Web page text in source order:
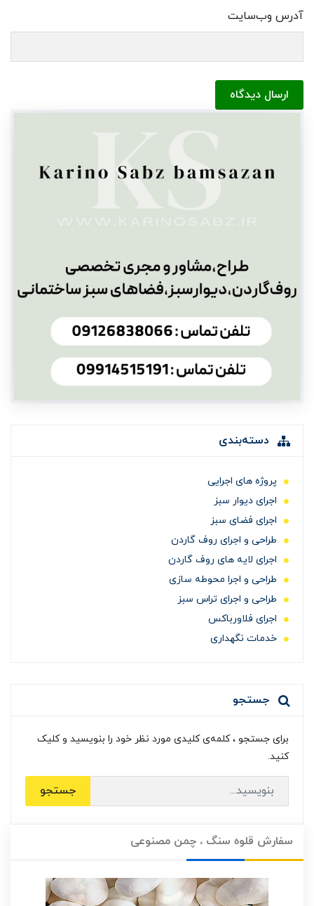
آدرس وب‌سایت
ارسال دیدگاه
دسته‌بندی
پروژه های اجرایی
اجرای دیوار سبز
اجرای فضای سبز
طراحی و اجرای روف گاردن
اجرای لایه های روف گاردن
طراحی و اجرا محوطه سازی
طراحی و اجرای تراس سبز
اجرای فلاورباکس
خدمات نگهداری
جستجو
برای جستجو ، کلمه‌ی کلیدی مورد نظر خود را بنویسید و کلیک
کنید.
جستجو
سفارش قلوه سنگ ، چمن مصنوعی